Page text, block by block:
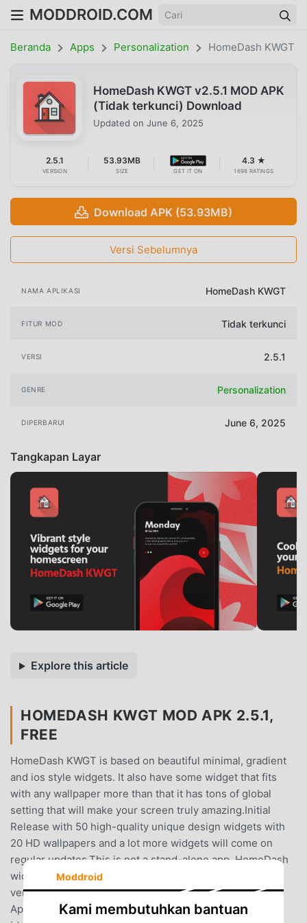
MODDROID.COM
Beranda Apps Personalization HomeDash KWGT
HomeDash KWGT v2.5.1 MOD APK
(Tidak terkunci) Download
Updated on June 6, 2025
2.5.1
VERSION
53.93MB
SIZE GET IT ON
4.3 ★
1698 RATINGS
Download APK (53.93MB)
Versi Sebelumnya
NAMA APLIKASI HomeDash KWGT
FITUR MOD Tidak terkunci
VERSI 2.5.1
GENRE Personalization
DIPERBARUI June 6, 2025
Tangkapan Layar
Explore this article
HOMEDASH KWGT MOD APK 2.5.1,
FREE
HomeDash KWGT is based on beautiful minimal, gradient
and ios style widgets. It also have some widget that fits
with any wallpaper more than that it has tons of global
setting that will make your screen truly amazing.Initial
Release with 50 high-quality unique design widgets with
20 HD wallpapers and a lot more widgets will come on
regular updates.This is not a stand-alone app. HomeDash
widgets require the KWGT PRO application ( not a free
version of this app)What you need:✔ KWGT PRO
AppKWGT https://play.google.com/store/apps/details?
Moddroid
Kami membutuhkan bantuan